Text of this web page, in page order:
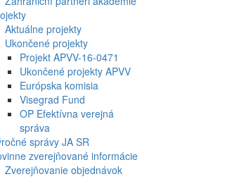
Aktuálne projekty
Ukončené projekty
Projekt APVV-16-0471
Ukončené projekty APVV
Európska komisia
Visegrad Fund
OP Efektívna verejná
správa
správy JA SR
zverejňované informácie
Zverejňovanie objednávok